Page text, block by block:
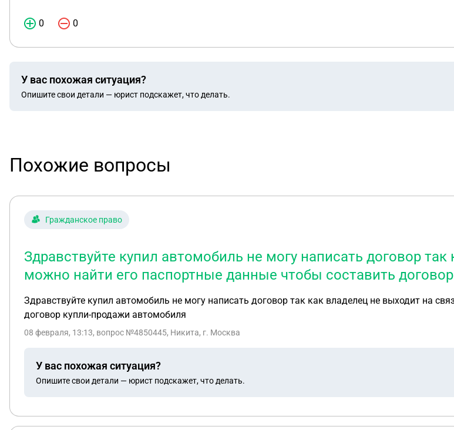
0 0
У вас похожая ситуация?
Опишите свои детали — юрист подскажет, что делать.
Похожие вопросы
Гражданское право
Здравствуйте купил автомобиль не могу написать договор
можно найти его паспортные данные чтобы составить
Здравствуйте купил автомобиль не могу написать договор так как владелец не выходит на
договор купли-продажи автомобиля
08 февраля, 13:13, вопрос №4850445, Никита, г. Москва
У вас похожая ситуация?
Опишите свои детали — юрист подскажет, что делать.